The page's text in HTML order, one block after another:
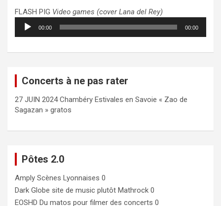
FLASH PIG Video games (cover Lana del Rey)
Lecteur
audio
00:00 00:00
Concerts à ne pas rater
27 JUIN 2024 Chambéry Estivales en Savoie « Zao de
Sagazan » gratos
Pôtes 2.0
Amply Scènes Lyonnaises 0
Dark Globe site de music plutôt Mathrock 0
EOSHD Du matos pour filmer des concerts 0